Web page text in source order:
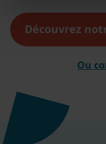
Découvrez
Ou